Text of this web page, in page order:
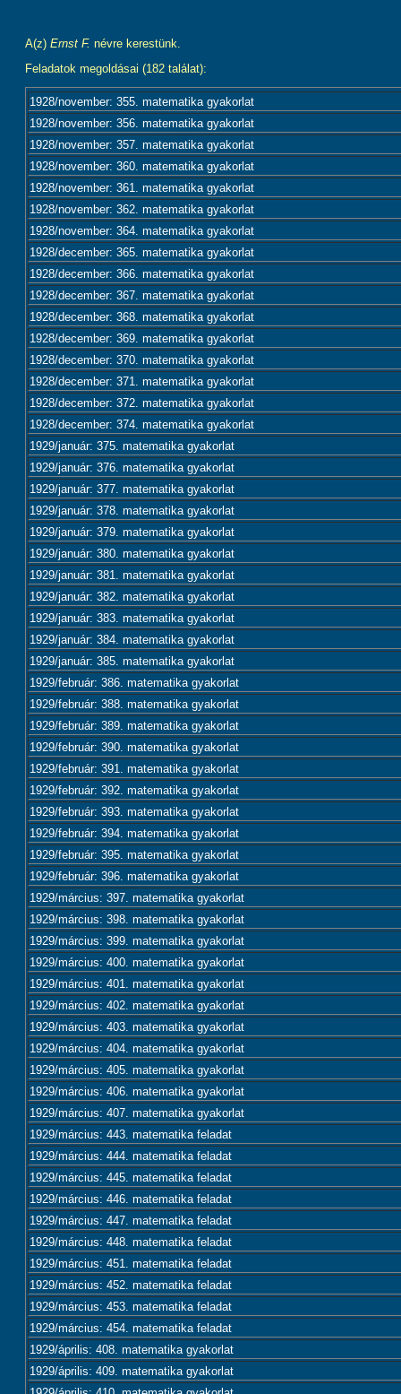
A(z) Ernst F. névre kerestünk.
Feladatok megoldásai (182 találat):
1928/november: 355. matematika gyakorlat
1928/november: 356. matematika gyakorlat
1928/november: 357. matematika gyakorlat
1928/november: 360. matematika gyakorlat
1928/november: 361. matematika gyakorlat
1928/november: 362. matematika gyakorlat
1928/november: 364. matematika gyakorlat
1928/december: 365. matematika gyakorlat
1928/december: 366. matematika gyakorlat
1928/december: 367. matematika gyakorlat
1928/december: 368. matematika gyakorlat
1928/december: 369. matematika gyakorlat
1928/december: 370. matematika gyakorlat
1928/december: 371. matematika gyakorlat
1928/december: 372. matematika gyakorlat
1928/december: 374. matematika gyakorlat
1929/január: 375. matematika gyakorlat
1929/január: 376. matematika gyakorlat
1929/január: 377. matematika gyakorlat
1929/január: 378. matematika gyakorlat
1929/január: 379. matematika gyakorlat
1929/január: 380. matematika gyakorlat
1929/január: 381. matematika gyakorlat
1929/január: 382. matematika gyakorlat
1929/január: 383. matematika gyakorlat
1929/január: 384. matematika gyakorlat
1929/január: 385. matematika gyakorlat
1929/február: 386. matematika gyakorlat
1929/február: 388. matematika gyakorlat
1929/február: 389. matematika gyakorlat
1929/február: 390. matematika gyakorlat
1929/február: 391. matematika gyakorlat
1929/február: 392. matematika gyakorlat
1929/február: 393. matematika gyakorlat
1929/február: 394. matematika gyakorlat
1929/február: 395. matematika gyakorlat
1929/február: 396. matematika gyakorlat
1929/március: 397. matematika gyakorlat
1929/március: 398. matematika gyakorlat
1929/március: 399. matematika gyakorlat
1929/március: 400. matematika gyakorlat
1929/március: 401. matematika gyakorlat
1929/március: 402. matematika gyakorlat
1929/március: 403. matematika gyakorlat
1929/március: 404. matematika gyakorlat
1929/március: 405. matematika gyakorlat
1929/március: 406. matematika gyakorlat
1929/március: 407. matematika gyakorlat
1929/március: 443. matematika feladat
1929/március: 444. matematika feladat
1929/március: 445. matematika feladat
1929/március: 446. matematika feladat
1929/március: 447. matematika feladat
1929/március: 448. matematika feladat
1929/március: 451. matematika feladat
1929/március: 452. matematika feladat
1929/március: 453. matematika feladat
1929/március: 454. matematika feladat
1929/április: 408. matematika gyakorlat
1929/április: 409. matematika gyakorlat